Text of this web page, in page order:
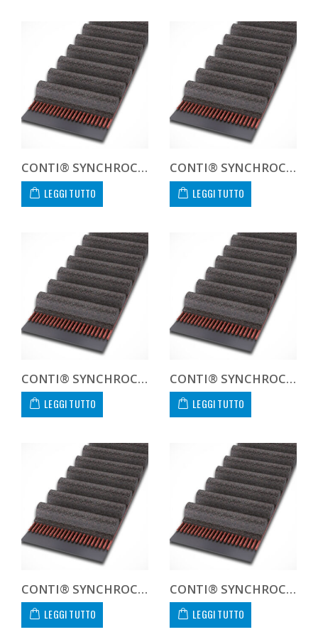
CONTI® SYNCHROCOLOR CXA HTD141890COLCXA CUSTOM
LEGGI TUTTO
CONTI® SYNCHROCOLOR CXA HTD14210040COLCXA
LEGGI TUTTO
CONTI® SYNCHROCOLOR CXA HTD14210055COLCXA
LEGGI TUTTO
CONTI® SYNCHROCOLOR CXA HTD142100COLCXA CUSTOM
LEGGI TUTTO
CONTI® SYNCHROCOLOR CXA HTD14245040COLCXA
LEGGI TUTTO
CONTI® SYNCHROCOLOR CXA HTD14245055COLCXA
LEGGI TUTTO